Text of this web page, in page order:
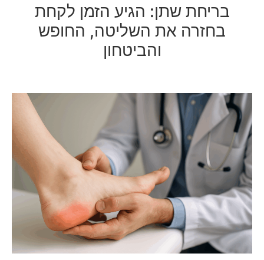
בריחת שתן: הגיע הזמן לקחת
בחזרה את השליטה, החופש
והביטחון